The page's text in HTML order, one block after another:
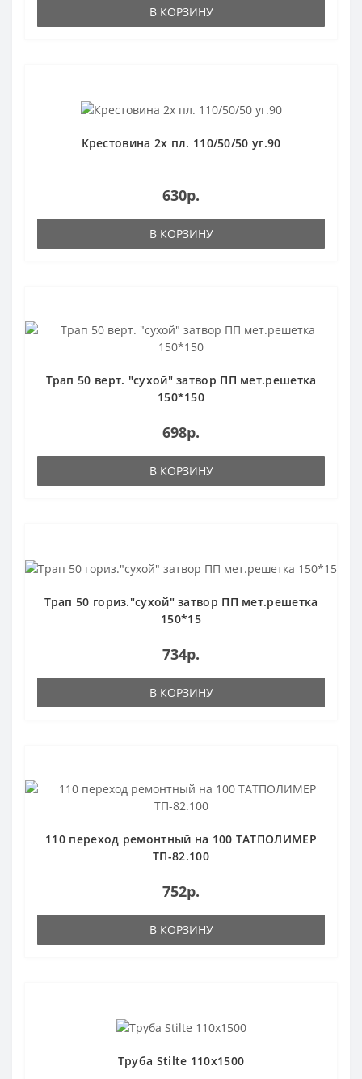
В КОРЗИНУ
Крестовина 2х пл. 110/50/50 уг.90
630р.
В КОРЗИНУ
Трап 50 верт. "сухой" затвор ПП мет.решетка
150*150
698р.
В КОРЗИНУ
Трап 50 гориз."сухой" затвор ПП мет.решетка
150*15
734р.
В КОРЗИНУ
110 переход ремонтный на 100 ТАТПОЛИМЕР
ТП-82.100
752р.
В КОРЗИНУ
Труба Stilte 110x1500